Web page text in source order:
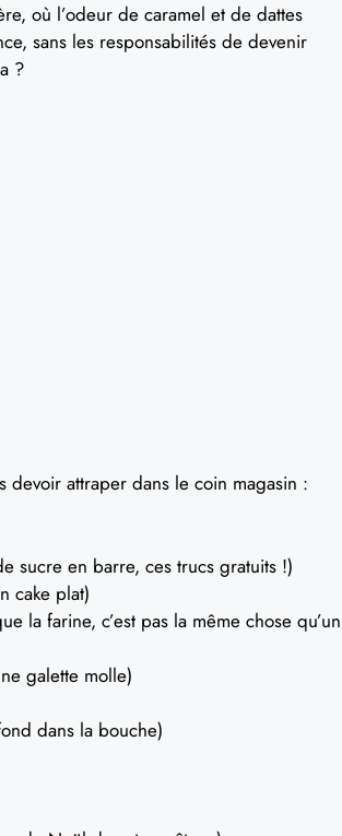
où l’odeur de caramel et de dattes
sans les responsabilités de devenir
?
devoir attraper dans le coin magasin :
sucre en barre, ces trucs gratuits !)
cake plat)
la farine, c’est pas la même chose qu’un
galette molle)
dans la bouche)